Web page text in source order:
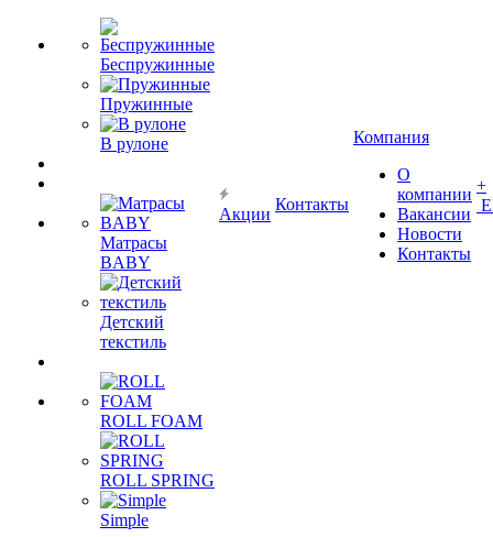
Беспружинные
Пружинные
В рулоне
Матрасы
BABY
Детский
текстиль
ROLL FOAM
ROLL SPRING
Simple
Акции
Контакты
Компания
О
компании
Вакансии
Новости
Контакты
+